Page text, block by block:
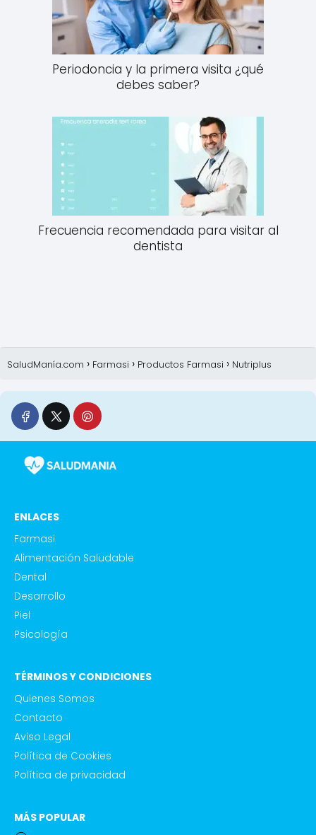
Periodoncia y la primera visita ¿qué
debes saber?
Frecuencia recomendada para visitar al
dentista
SaludManía.com Farmasi Productos Farmasi Nutriplus
ENLACES
Farmasi
Alimentación Saludable
Dental
Desarrollo
Piel
Psicología
TÉRMINOS Y CONDICIONES
Quienes Somos
Contacto
Aviso Legal
Política de Cookies
Política de privacidad
MÁS POPULAR